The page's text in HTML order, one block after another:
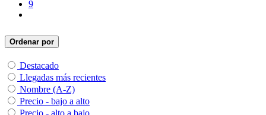
9
Ordenar por
Destacado
Llegadas más recientes
Nombre (A-Z)
Precio - bajo a alto